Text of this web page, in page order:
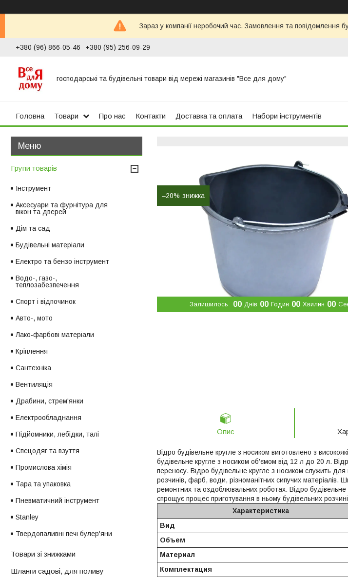
Зараз у компанії неробочий час. Замовлення та повідомлення
+380 (96) 866-05-46 +380 (95) 256-09-29
господарські та будівельні товари від мережі магазинів "Все для дому"
Головна Товари Про нас Контакти Доставка та оплата Набори інструментів
–20%
Залишилось 00 Днів 00 Годин 00 Хвилин 00
Опис
Відро будівельне кругле з носиком виготовлено з
будівельне кругле з носиком об'ємом від 12 л до 20 л.
переносу. Відро будівельне кругле з носиком служить
розчинів, фарб, води, різноманітних сипучих матеріалів.
ремонтних та оздоблювальних роботах. Відро
спрощує процес приготування в ньому будівельних
Характеристика
Вид
Объем
Материал
Комплектация
Групи товарів
Інструмент
Аксесуари та фурнітура для
вікон та дверей
Дім та сад
Будівельні матеріали
Електро та бензо інструмент
Водо-, газо-,
теплозабезпечення
Спорт і відпочинок
Авто-, мото
Лако-фарбові матеріали
Кріплення
Сантехніка
Вентиляція
Драбини, стрем'янки
Електрообладнання
Підйомники, лебідки, талі
Спецодяг та взуття
Промислова хімія
Тара та упаковка
Пневматичний інструмент
Stanley
Твердопаливні печі булер'яни
Товари зі знижками
Шланги садові, для поливу